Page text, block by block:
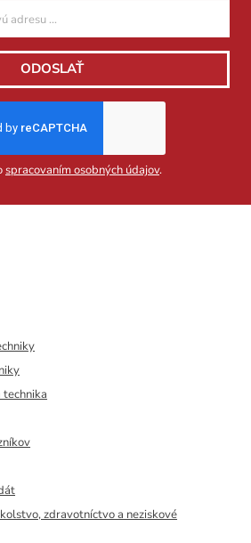
ODOSLAŤ
spracovaním osobných údajov.
technika
zdravotníctvo a neziskové